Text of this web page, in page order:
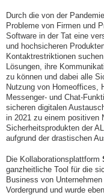
Durch die von der
Probleme von Firmen und
Software in der Tat eine
und hochsicheren
Kontaktrestriktionen
Lösungen, ihre
zu können und dabei alle
Nutzung von Homeoffices,
Messenger- und Chat-
sicheren digitalen
in 2021 zu einem positiven
Sicherheitsprodukten der
aufgrund der drastischen
Die Kollaborationsplattform
ganzheitliche Tool für die
Business von
Vordergrund und wurde